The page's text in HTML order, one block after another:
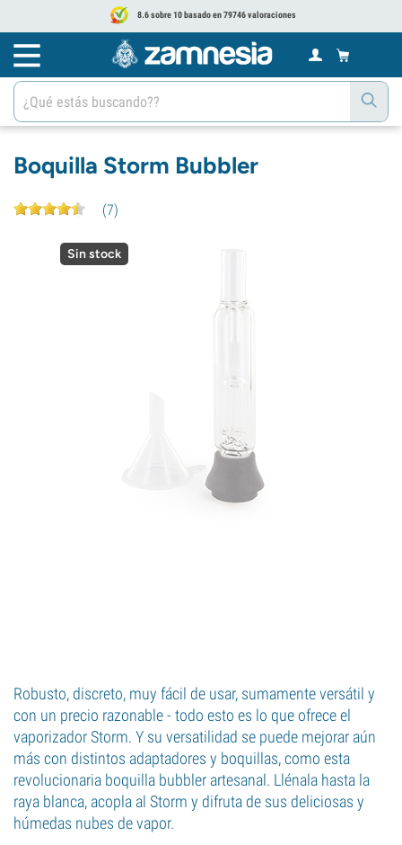
8.6 sobre 10 basado en 79746 valoraciones
Boquilla Storm Bubbler
(7)
Sin stock
Robusto, discreto, muy fácil de usar, sumamente versátil y
con un precio razonable - todo esto es lo que ofrece el
vaporizador Storm. Y su versatilidad se puede mejorar aún
más con distintos adaptadores y boquillas, como esta
revolucionaria boquilla bubbler artesanal. Llénala hasta la
raya blanca, acopla al Storm y difruta de sus deliciosas y
húmedas nubes de vapor.